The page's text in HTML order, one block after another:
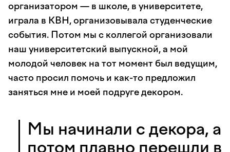
организатором — в школе, в университете,
играла в КВН, организовывала студенческие
события. Потом мы с коллегой организовали
наш университетский выпускной, а мой
молодой человек на тот момент был ведущим,
часто просил помочь и как-то предложил
заняться мне и моей подруге декором.
Мы начинали с декора, а
потом плавно перешли в